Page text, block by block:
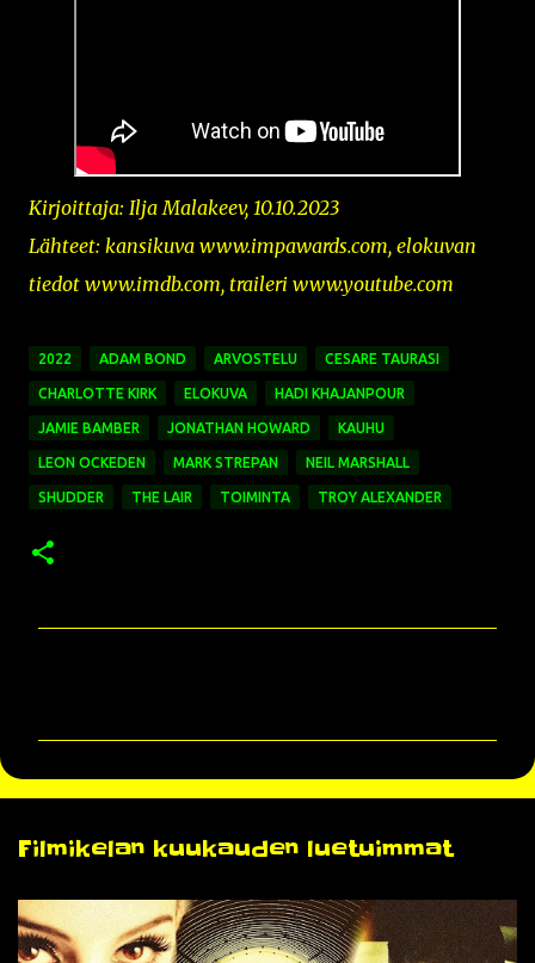
Kirjoittaja: Ilja Malakeev, 10.10.2023
Lähteet: kansikuva www.impawards.com, elokuvan
tiedot www.imdb.com, traileri www.youtube.com
2022 ADAM BOND ARVOSTELU CESARE TAURASI
CHARLOTTE KIRK ELOKUVA HADI KHAJANPOUR
JAMIE BAMBER JONATHAN HOWARD KAUHU
LEON OCKEDEN MARK STREPAN NEIL MARSHALL
SHUDDER THE LAIR TOIMINTA TROY ALEXANDER
e
i
t
Filmikelan kuukauden luetuimmat